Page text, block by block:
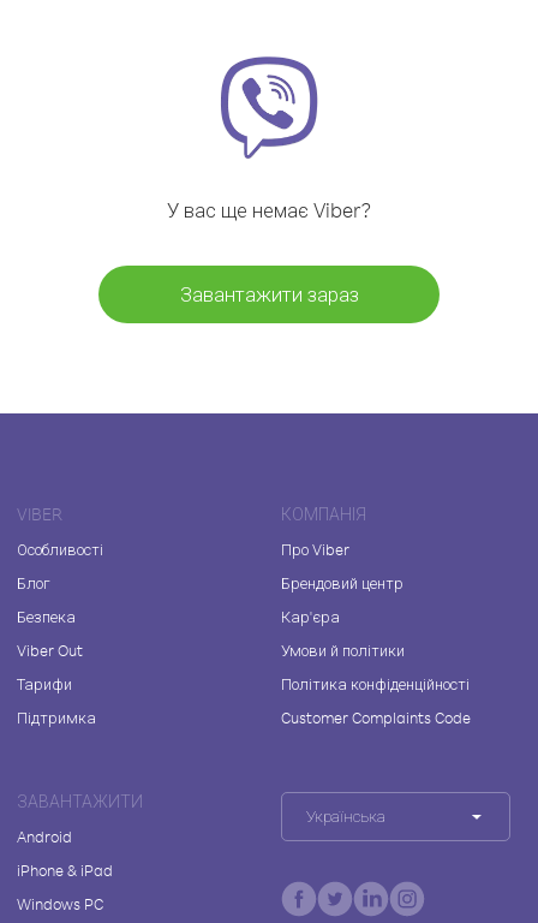
У вас ще немає Viber?
Завантажити зараз
VIBER
Особливості
Блог
Безпека
Viber Out
Тарифи
Підтримка
КОМПАНІЯ
Про Viber
Брендовий центр
Кар'єра
Умови й політики
Політика конфіденційності
Customer Complaints Code
ЗАВАНТАЖИТИ
Android
iPhone & iPad
Windows PC
Українська